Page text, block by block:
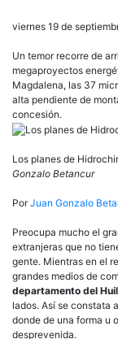
viernes 19 de
Un temor recorre de
megaproyectos
Magdalena, las 37
alta pendiente de
concesión.
Los planes de
Gonzalo Betancur
PorJuan Gonzalo
Preocupa mucho el
extranjeras que no
gente. Mientras en el
grandes medios de
departamento del
lados. Así se constata
donde de una forma u
desprevenida.